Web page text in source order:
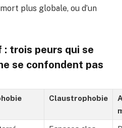
plus globale, ou d’un
trois peurs qui se
se confondent pas
Claustrophobie